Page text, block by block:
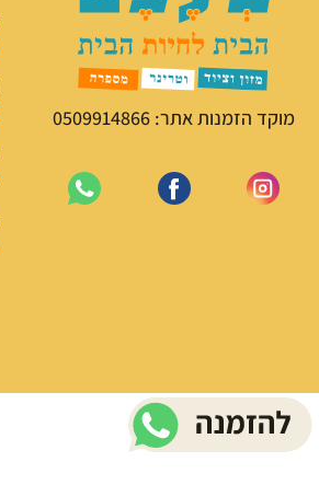
מוקד הזמנות אתר: 0509914866